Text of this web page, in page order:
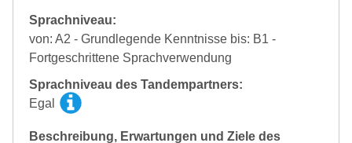
Sprachniveau:
von: A2 - Grundlegende Kenntnisse bis: B1 -
Fortgeschrittene Sprachverwendung
Sprachniveau des Tandempartners:
Egal
Beschreibung, Erwartungen und Ziele des